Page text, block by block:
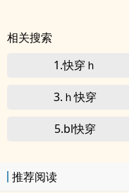
相关搜索
1.快穿ｈ
3.ｈ快穿
5.bl快穿
推荐阅读